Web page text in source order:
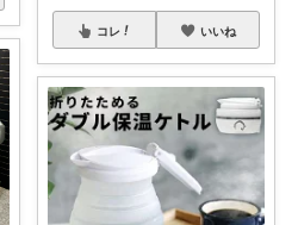
コレ いいね